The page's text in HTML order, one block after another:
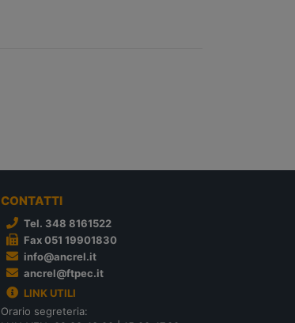
CONTATTI
Tel. 348 8161522
Fax 051 19901830
info@ancrel.it
ancrel@ftpec.it
LINK UTILI
Orario segreteria: